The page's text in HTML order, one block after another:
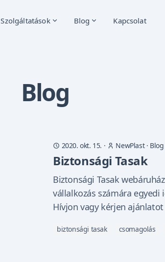
Szolgáltatások Blog Kapcsolat
Blog
2020. okt. 15. · NewPlast· Blog
Biztonsági Tasak
Biztonsági Tasak
vállalkozás számára egyedi
Hívjon vagy kérjen
biztonsági tasak csomagolás